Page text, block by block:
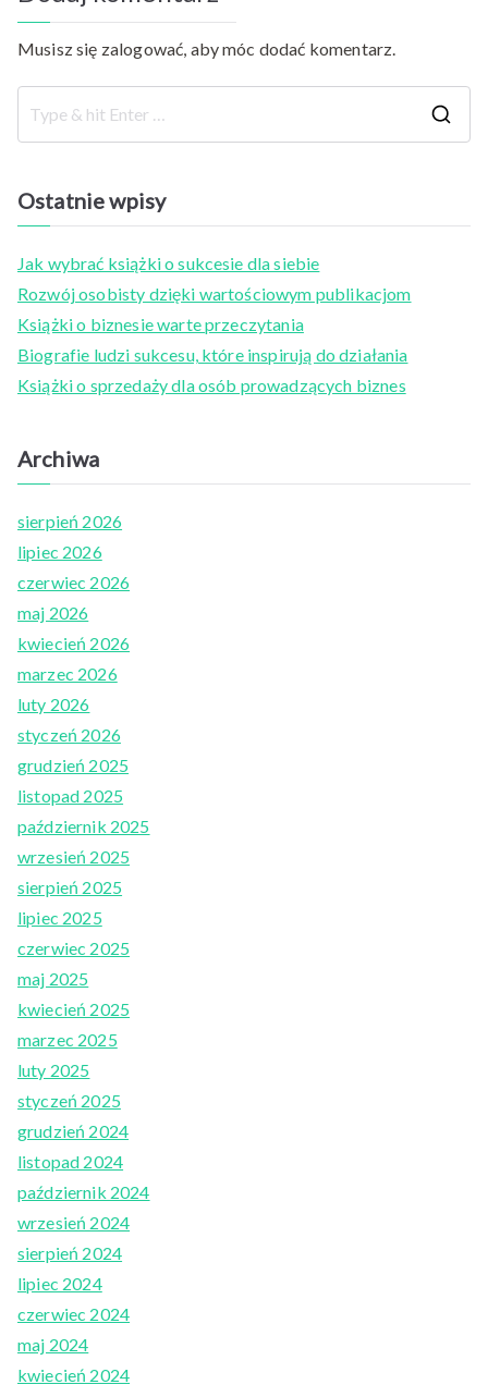
Musisz się zalogować , aby móc dodać komentarz.
Ostatnie wpisy
Jak wybrać książki o sukcesie dla siebie
Rozwój osobisty dzięki wartościowym publikacjom
Książki o biznesie warte przeczytania
Biografie ludzi sukcesu, które inspirują do działania
Książki o sprzedaży dla osób prowadzących biznes
Archiwa
sierpień 2026
lipiec 2026
czerwiec 2026
maj 2026
kwiecień 2026
marzec 2026
luty 2026
styczeń 2026
grudzień 2025
listopad 2025
październik 2025
wrzesień 2025
sierpień 2025
lipiec 2025
czerwiec 2025
maj 2025
kwiecień 2025
marzec 2025
luty 2025
styczeń 2025
grudzień 2024
listopad 2024
październik 2024
wrzesień 2024
sierpień 2024
lipiec 2024
czerwiec 2024
maj 2024
kwiecień 2024